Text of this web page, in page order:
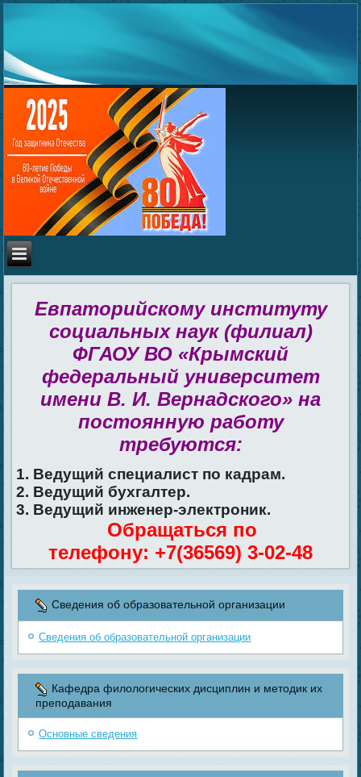
Евпаторийскому институту
социальных наук (филиал)
ФГАОУ ВО «Крымский
федеральный университет
имени В. И. Вернадского» на
постоянную работу
требуются:
1. Ведущий специалист по кадрам.
2. Ведущий бухгалтер.
3. Ведущий инженер-электроник.
Обращаться по
телефону: +7(36569) 3-02-48
Сведения об образовательной организации
Сведения об образовательной организации
Кафедра филологических дисциплин и методик их
преподавания
Основные сведения